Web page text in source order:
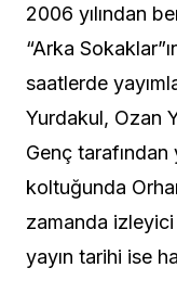
2006 yılından
“Arka
saatlerde
Yurdakul, Ozan
Genç
koltuğunda
zamanda
yayın tarihi ise